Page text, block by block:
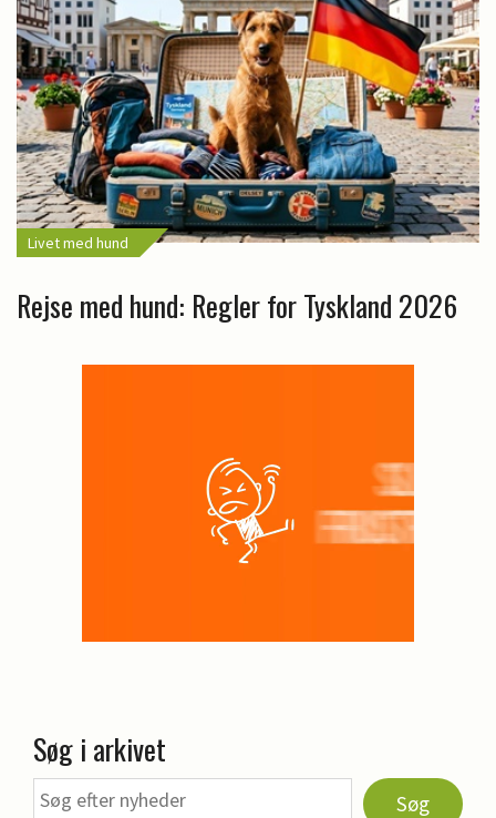
Livet med hund
Rejse med hund: Regler for Tyskland 2026
Søg i arkivet
Søg